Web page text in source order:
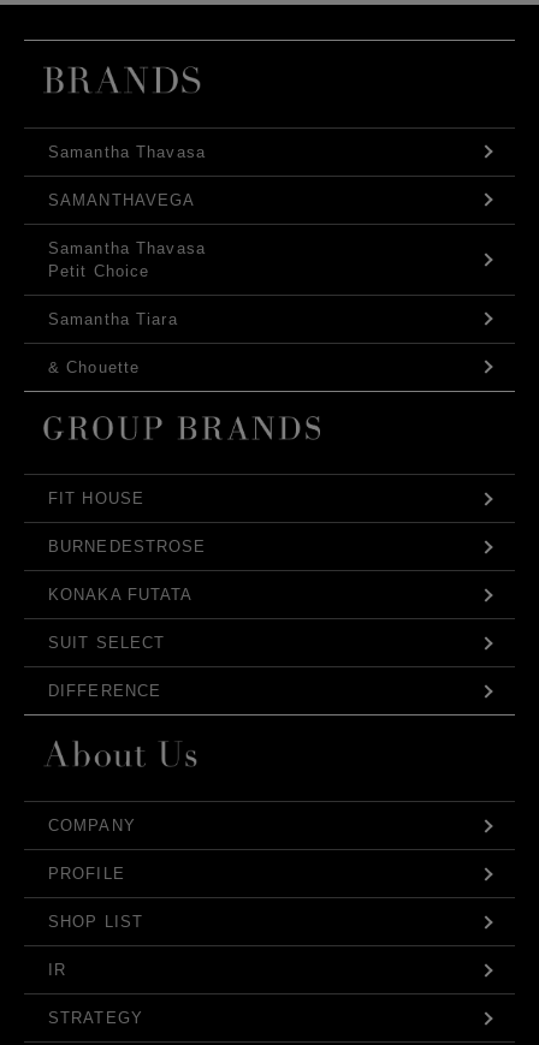
Samantha Thavasa
SAMANTHAVEGA
Samantha Thavasa
Petit Choice
Samantha Tiara
& Chouette
FIT HOUSE
BURNEDESTROSE
KONAKA FUTATA
SUIT SELECT
DIFFERENCE
COMPANY
PROFILE
SHOP LIST
IR
STRATEGY